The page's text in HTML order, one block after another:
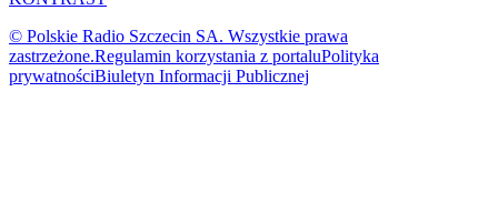
© Polskie Radio Szczecin SA. Wszystkie prawa
zastrzeżone.Regulamin korzystania z portaluPolityka
prywatnościBiuletyn Informacji Publicznej